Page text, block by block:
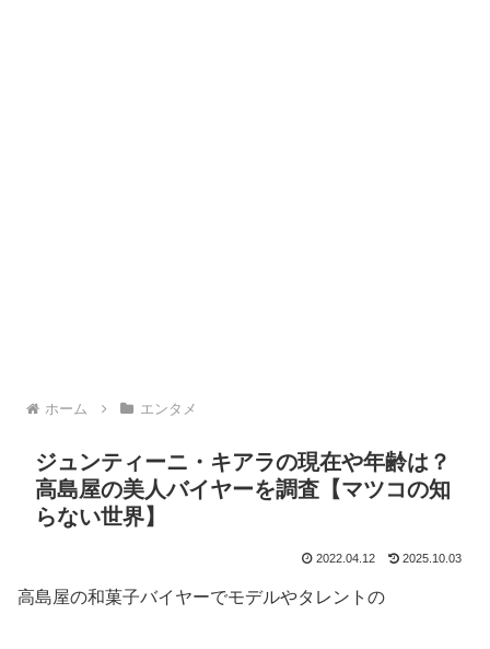
ホーム エンタメ
ジュンティーニ・キアラの現在や年齢は？
高島屋の美人バイヤーを調査【マツコの知
らない世界】
2022.04.12 2025.10.03
高島屋の和菓子バイヤーでモデルやタレントの